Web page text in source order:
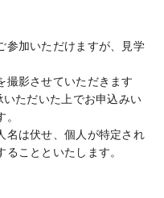
参加いただけますが、見学
撮影させていただきます
ただいた上でお申込みい
名は伏せ、個人が特定され
ことといたします。